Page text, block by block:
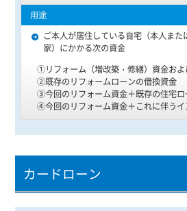
ご本人が居住している自宅（本人また
家）にかかる次の資金
①リフォーム（増改築・修繕）資金およ
②既存のリフォームローンの借換資金
③今回のリフォーム資金＋既存の住宅ロ
④今回のリフォーム資金＋これに伴う
カードローン